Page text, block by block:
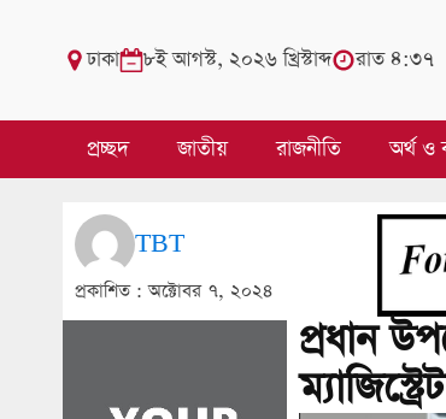
ঢাকা ৮ই আগস্ট, ২০২৬ খ্রিস্টাব্দ রাত ৪:৩৭
প্রচ্ছদ জাতীয় রাজনীতি অর্থ ও
TBT
প্রকাশিত :অক্টোবর ৭, ২০২৪
প্রধান
ম্যাজিস্ট্রেট